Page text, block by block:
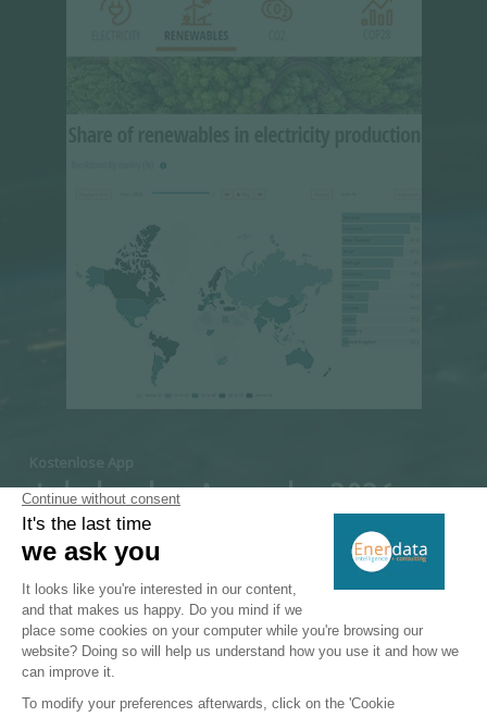
Jahrbuch – Ausgabe 2026:
Wichtige weltweite Energie-
und Klimastatistiken
Die 2026-Ausgabe unseres Jahrbuchs ist eine
Anwendung, die aktuelle Energie- und